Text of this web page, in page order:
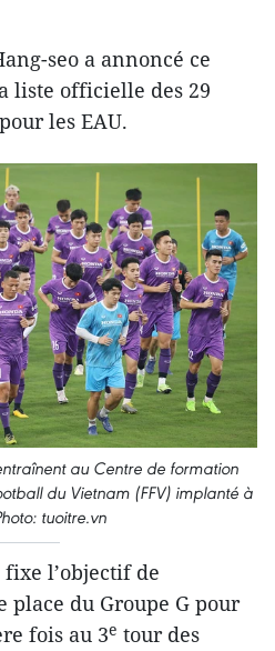
seo a annoncé ce
liste officielle des 29
les EAU.
au Centre de formation
du Vietnam (FFV) implanté à
tuoitre.vn
l’objectif de
place du Groupe G pour
fois au 3e tour des